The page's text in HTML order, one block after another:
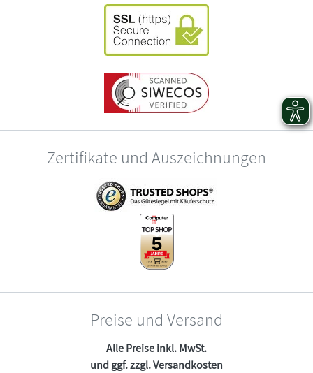
Zertifikate und Auszeichnungen
Preise und Versand
Alle Preise inkl. MwSt.
und ggf. zzgl.Versandkosten